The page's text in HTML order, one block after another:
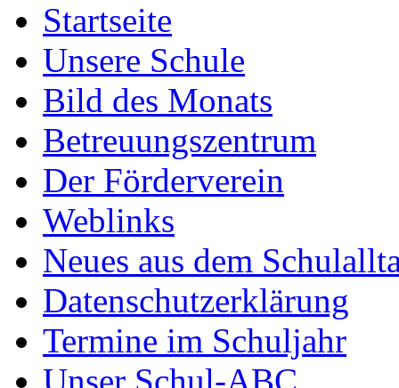
Startseite
Unsere Schule
Bild des Monats
Betreuungszentrum
Der Förderverein
Weblinks
Neues aus dem
Datenschutzerklärung
Termine im Schuljahr